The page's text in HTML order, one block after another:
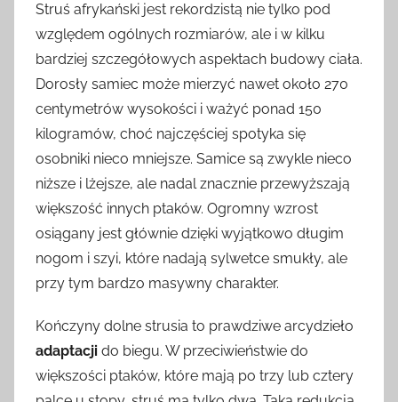
Struś afrykański jest rekordzistą nie tylko pod
względem ogólnych rozmiarów, ale i w kilku
bardziej szczegółowych aspektach budowy ciała.
Dorosły samiec może mierzyć nawet około 270
centymetrów wysokości i ważyć ponad 150
kilogramów, choć najczęściej spotyka się
osobniki nieco mniejsze. Samice są zwykle nieco
niższe i lżejsze, ale nadal znacznie przewyższają
większość innych ptaków. Ogromny wzrost
osiągany jest głównie dzięki wyjątkowo długim
nogom i szyi, które nadają sylwetce smukły, ale
przy tym bardzo masywny charakter.
Kończyny dolne strusia to prawdziwe arcydzieło
adaptacji do biegu. W przeciwieństwie do
większości ptaków, które mają po trzy lub cztery